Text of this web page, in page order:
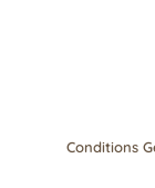
Conditions